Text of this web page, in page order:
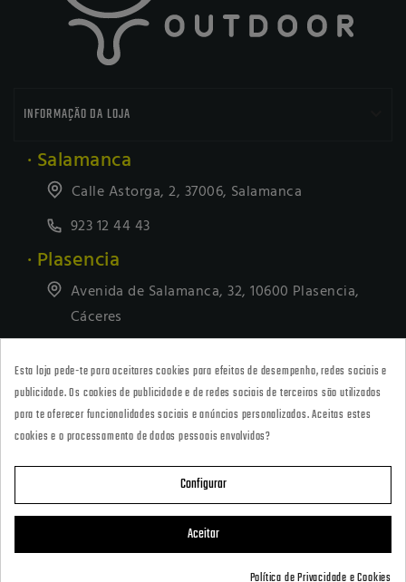
INFORMAÇÃO DA LOJA
· Salamanca
Calle Astorga, 2, 37006, Salamanca
923 12 44 43
· Plasencia
Avenida de Salamanca, 32, 10600 Plasencia,
Cáceres
· Tienda Online
marketing@armeriacarril.com
CATEGORÍAS 
Esta loja pede-te para aceitares cookies para efeitos de desempenho, redes sociais e
publicidade. Os cookies de publicidade e de redes sociais de terceiros são utilizados
para te oferecer funcionalidades sociais e anúncios personalizados. Aceitas estes
cookies e o processamento de dados pessoais envolvidos?
Configurar
Aceitar
Política de Privacidade e Cookies